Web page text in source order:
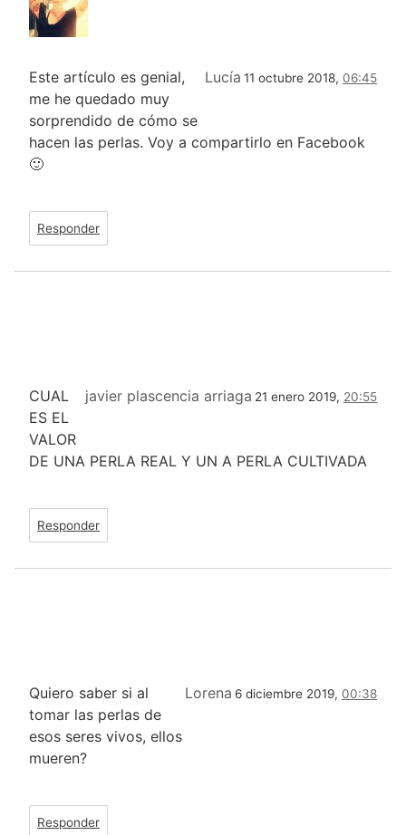
Lucía 11 octubre 2018, 06:45
Este artículo es genial,
me he quedado muy
sorprendido de cómo se
hacen las perlas. Voy a compartirlo en Facebook
🙂
Responder
javier plascencia arriaga 21 enero 2019, 20:55
CUAL
ES EL
VALOR
DE UNA PERLA REAL Y UN A PERLA CULTIVADA
Responder
Lorena 6 diciembre 2019, 00:38
Quiero saber si al
tomar las perlas de
esos seres vivos, ellos
mueren?
Responder